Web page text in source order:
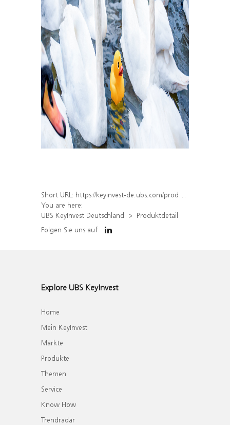
Short URL: https://keyinvest-de.ubs.com/produkt/detail/index/isin/DE000WA8YAJ5
You are here:
UBS KeyInvest Deutschland
Produktdetail
Folgen Sie uns auf
Explore UBS KeyInvest
Home
Mein KeyInvest
Märkte
Produkte
Themen
Service
Know How
Trendradar